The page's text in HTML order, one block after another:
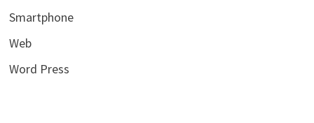
Smartphone
Web
Word Press